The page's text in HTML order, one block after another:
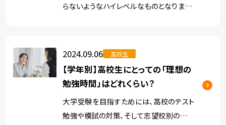
らないようなハイレベルなものとなります。
においていかれてしまう可能性もあります。
2024.09.06 高校生
【学年別】高校生にとっての「理想の
勉強時間」はどれくらい？
大学受験を目指すためには、高校のテスト
勉強や模試の対策、そして志望校別の受験